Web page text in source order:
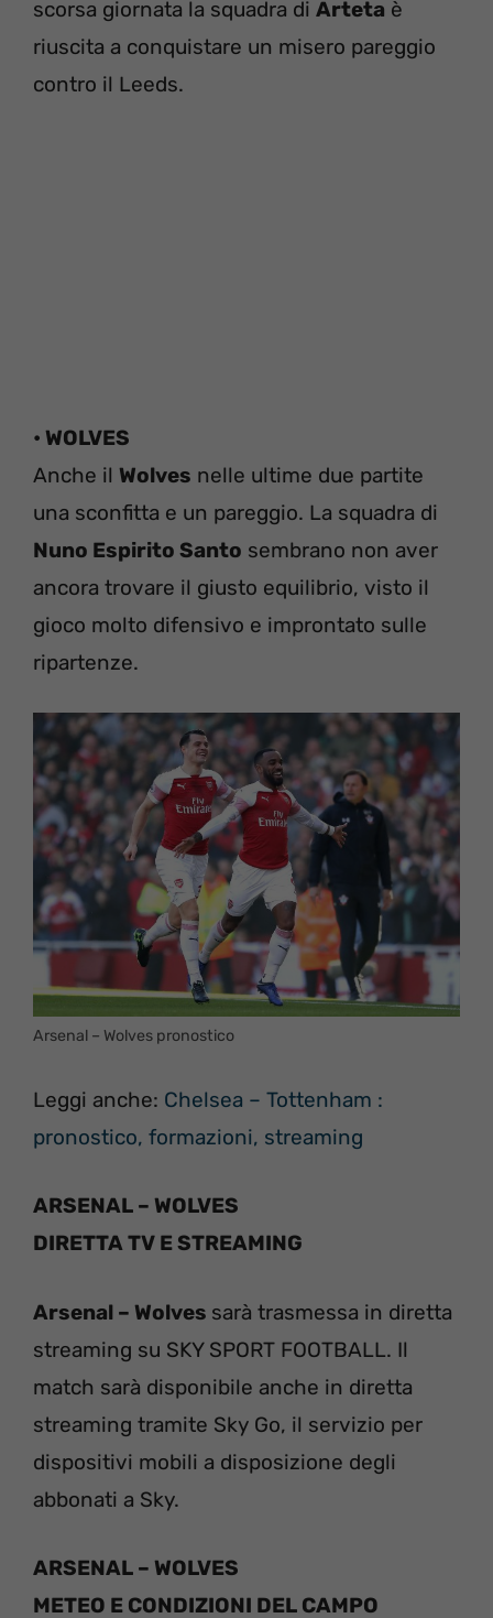
scorsa giornata la squadra di Arteta è
riuscita a conquistare un misero pareggio
contro il Leeds.
• WOLVES
Anche il Wolves nelle ultime due partite
una sconfitta e un pareggio. La squadra di
Nuno Espirito Santo sembrano non aver
ancora trovare il giusto equilibrio, visto il
gioco molto difensivo e improntato sulle
ripartenze.
Arsenal – Wolves pronostico
Leggi anche: Chelsea – Tottenham :
pronostico, formazioni, streaming
ARSENAL – WOLVES
DIRETTA TV E STREAMING
Arsenal – Wolves sarà trasmessa in diretta
streaming su SKY SPORT FOOTBALL. Il
match sarà disponibile anche in diretta
streaming tramite Sky Go, il servizio per
dispositivi mobili a disposizione degli
abbonati a Sky.
ARSENAL – WOLVES
METEO E CONDIZIONI DEL CAMPO